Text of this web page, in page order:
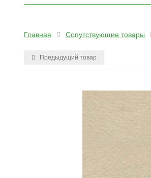
Главная Сопутствующие товары
Предыдущий товар